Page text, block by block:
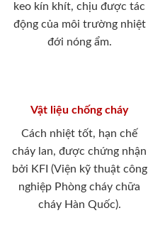
keo kín khít, chịu được tác
động của môi trường nhiệt
đới nóng ẩm.
Vật liệu chống cháy
Cách nhiệt tốt, hạn chế
cháy lan, được chứng nhận
bởi KFI (Viện kỹ thuật công
nghiệp Phòng cháy chữa
cháy Hàn Quốc).